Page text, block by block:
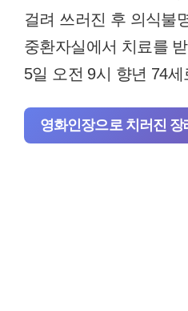
걸려 쓰러진 후 의식불
중환자실에서 치료를
5일 오전 9시 향년 74
영화인장으로 치러진 장